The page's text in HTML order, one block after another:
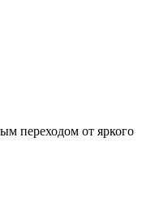
переходом от яркого